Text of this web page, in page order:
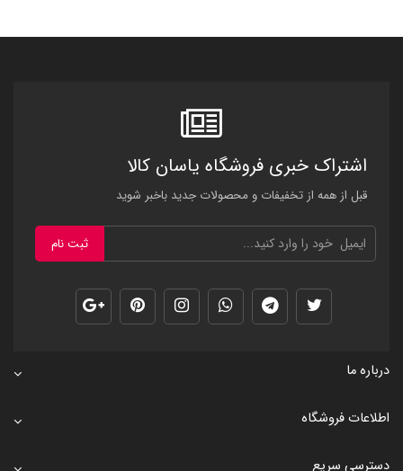
اشتراک خبری فروشگاه یاسان کالا
قبل از همه از تخفیفات و محصولات جدید باخبر شوید
ثبت نام
درباره ما
اطلاعات فروشگاه
دسترسی سریع